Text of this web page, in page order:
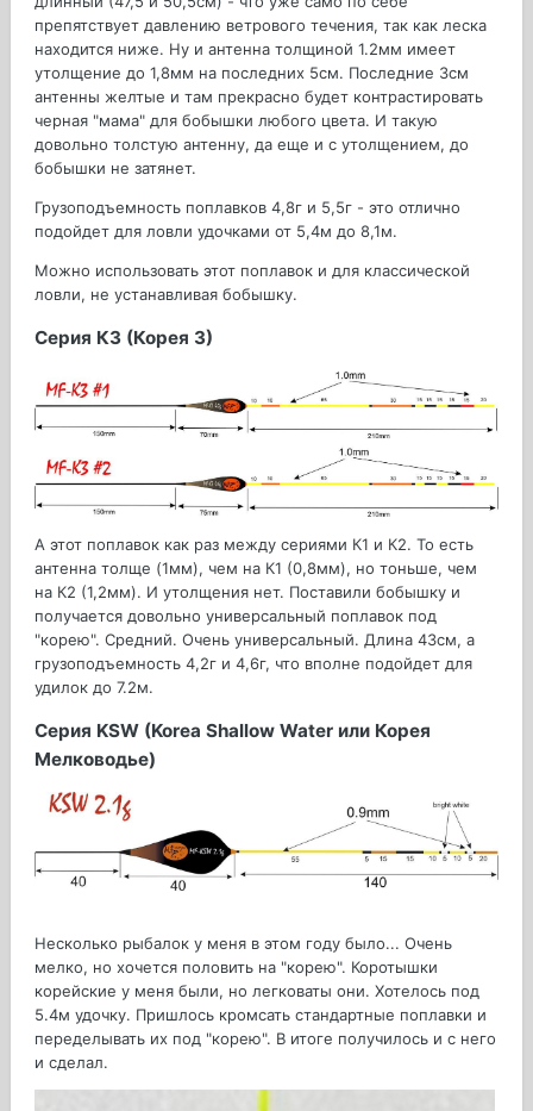
препятствует давлению ветрового течения, так как леска
находится ниже. Ну и антенна толщиной 1.2мм имеет
утолщение до 1,8мм на последних 5см. Последние 3см
антенны желтые и там прекрасно будет контрастировать
черная "мама" для бобышки любого цвета. И такую
довольно толстую антенну, да еще и с утолщением, до
бобышки не затянет.
Грузоподъемность поплавков 4,8г и 5,5г - это отлично
подойдет для ловли удочками от 5,4м до 8,1м.
Можно использовать этот поплавок и для классической
ловли, не устанавливая бобышку.
Серия К3 (Корея 3)
А этот поплавок как раз между сериями К1 и К2. То есть
антенна толще (1мм), чем на К1 (0,8мм), но тоньше, чем
на К2 (1,2мм). И утолщения нет. Поставили бобышку и
получается довольно универсальный поплавок под
"корею". Средний. Очень универсальный. Длина 43см, а
грузоподъемность 4,2г и 4,6г, что вполне подойдет для
удилок до 7.2м.
Серия KSW (Korea Shallow Water или Корея
Мелководье)
Несколько рыбалок у меня в этом году было... Очень
мелко, но хочется половить на "корею". Коротышки
корейские у меня были, но легковаты они. Хотелось под
5.4м удочку. Пришлось кромсать стандартные поплавки и
переделывать их под "корею". В итоге получилось и с него
и сделал.